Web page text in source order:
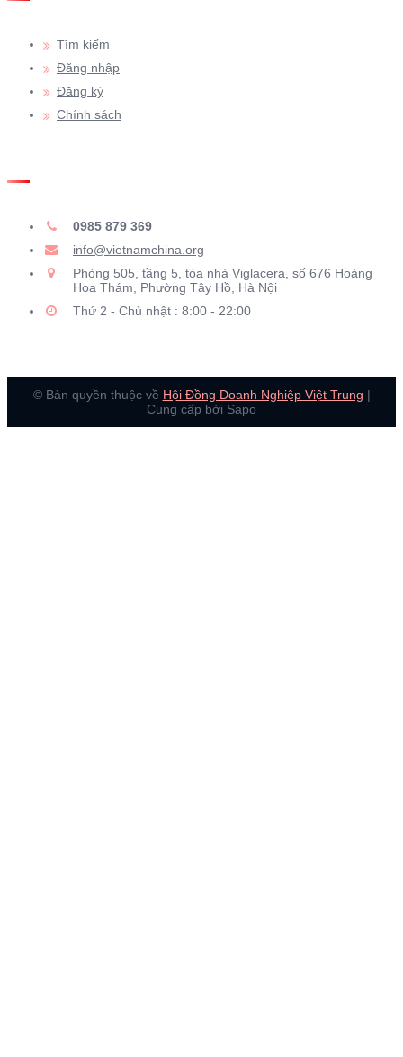
Tìm kiếm
Đăng nhập
Đăng ký
Chính sách
0985 879 369
info@vietnamchina.org
Phòng 505, tầng 5, tòa nhà Viglacera, số 676 Hoàng
Hoa Thám, Phường Tây Hồ, Hà Nội
Thứ 2 - Chủ nhật : 8:00 - 22:00
© Bản quyền thuộc về Hội Đồng Doanh Nghiệp Việt Trung |
Cung cấp bởi Sapo